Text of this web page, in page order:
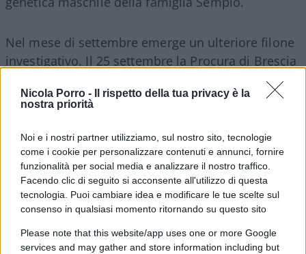
Nicola Porro -
Il rispetto della tua privacy è la
nostra priorità
Noi e i nostri partner utilizziamo, sul nostro sito, tecnologie
come i cookie per personalizzare contenuti e annunci, fornire
funzionalità per social media e analizzare il nostro traffico.
Facendo clic di seguito si acconsente all'utilizzo di questa
tecnologia. Puoi cambiare idea e modificare le tue scelte sul
consenso in qualsiasi momento ritornando su questo sito
Please note that this website/app uses one or more Google
services and may gather and store information including but
Nel mese di settembre emerge un ulteriore filone
investigativo. Il 25 settembre la Procura di Brescia
Venditti , ex procuratore facente funzione di
che nelle case dei coniugi Sempio, di alcuni loro
familiari e di due carabinieri oggi in congedo.
L’ipotesi di reato è corruzione. Secondo i
magistrati bresciani, Venditti avrebbe “Ricevuto
una somma indebita di denaro, nell’ordine di
20/30 mila euro – si legge nel decreto, riportato
dall’Ansa– per favorireAndrea Sempio,